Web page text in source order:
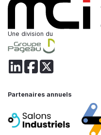
Une division du
Partenaires annuels